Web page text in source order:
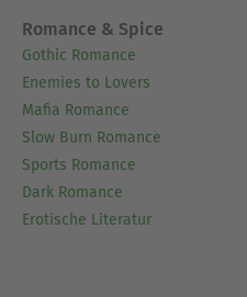
Romance & Spice
Gothic Romance
Enemies to Lovers
Mafia Romance
Slow Burn Romance
Sports Romance
Dark Romance
Erotische Literatur